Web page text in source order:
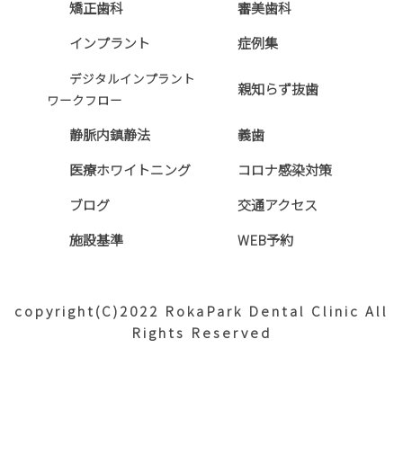
矯正歯科
審美歯科
インプラント
症例集
デジタルインプラント
ワークフロー
親知らず抜歯
静脈内鎮静法
義歯
医療ホワイトニング
コロナ感染対策
ブログ
交通アクセス
施設基準
WEB予約
copyright(C)2022 RokaPark Dental Clinic All
Rights Reserved